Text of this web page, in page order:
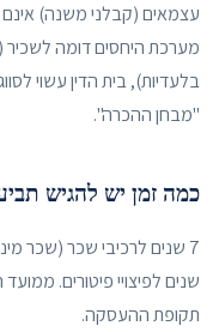
עצמאים (קבלני משנה) אינם
מערכת היחסים דומה
בלעדיות), בית הדין עשוי
"מבחן ההכרה".
כמה זמן יש להגיש
שנים לפיצויי פיטורים.
תקופת ההעסקה.